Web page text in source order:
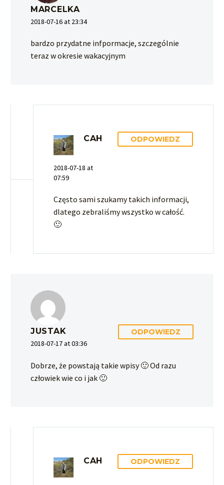
MARCELKA
2018-07-16 at 23:34
bardzo przydatne infpormacje, szczególnie
teraz w okresie wakacyjnym
CAH
2018-07-18 at
07:59
ODPOWIEDZ
Często sami szukamy takich informacji,
dlatego zebraliśmy wszystko w całość.
🙂
JUSTAK
2018-07-17 at 03:36
ODPOWIEDZ
Dobrze, że powstają takie wpisy 🙂 Od razu
człowiek wie co i jak 🙂
CAH ODPOWIEDZ